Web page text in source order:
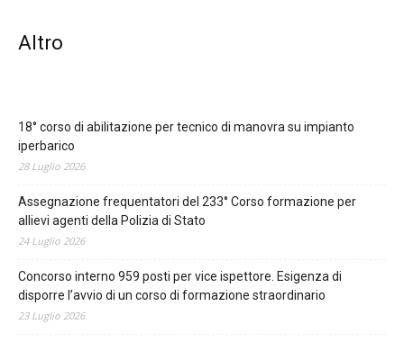
Altro
18° corso di abilitazione per tecnico di manovra su impianto
iperbarico
28 Luglio 2026
Assegnazione frequentatori del 233° Corso formazione per
allievi agenti della Polizia di Stato
24 Luglio 2026
Concorso interno 959 posti per vice ispettore. Esigenza di
disporre l’avvio di un corso di formazione straordinario
23 Luglio 2026